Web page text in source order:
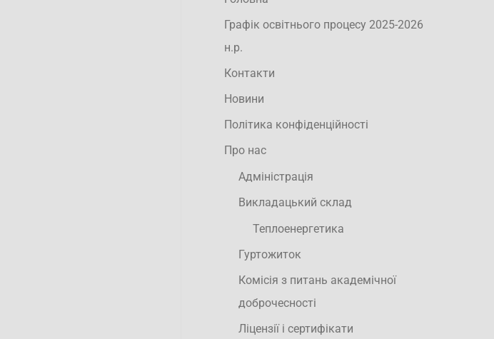
Графік освітнього процесу 2025-2026
н.р.
Контакти
Новини
Політика конфіденційності
Про нас
Адміністрація
Викладацький склад
Теплоенергетика
Гуртожиток
Комісія з питань академічної
доброчесності
Ліцензії і сертифікати